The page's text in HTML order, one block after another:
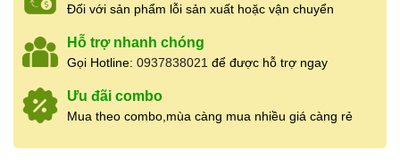
Bảo quản nơi khô ráo, thoáng mát
Có thể bảo quản mát để dùng lâu hơn
Đối với sản phẩm lỗi sản xuất hoặc vận chuyển
Hỗ trợ nhanh chóng
Gọi Hotline: 0937838021 để được hỗ trợ ngay
Ưu đãi combo
Mua theo combo,mùa càng mua nhiều giá càng rẻ